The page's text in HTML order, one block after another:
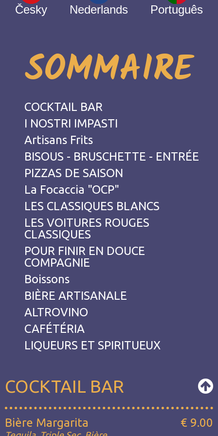
Česky Nederlands Português
SOMMAIRE
COCKTAIL BAR
I NOSTRI IMPASTI
Artisans Frits
BISOUS - BRUSCHETTE - ENTRÉE
PIZZAS DE SAISON
La Focaccia "OCP"
LES CLASSIQUES BLANCS
LES VOITURES ROUGES
CLASSIQUES
POUR FINIR EN DOUCE
COMPAGNIE
Boissons
BIÈRE ARTISANALE
ALTROVINO
CAFÉTÉRIA
LIQUEURS ET SPIRITUEUX
COCKTAIL BAR
Bière Margarita € 9.00